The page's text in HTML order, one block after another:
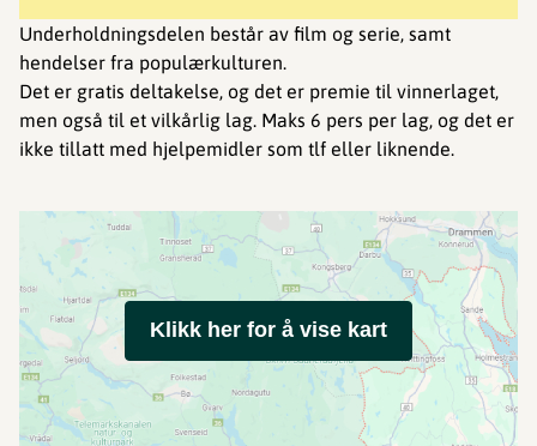
Underholdningsdelen består av film og serie, samt
hendelser fra populærkulturen.
Det er gratis deltakelse, og det er premie til vinnerlaget,
men også til et vilkårlig lag. Maks 6 pers per lag, og det er
ikke tillatt med hjelpemidler som tlf eller liknende.
Klikk her for å vise kart